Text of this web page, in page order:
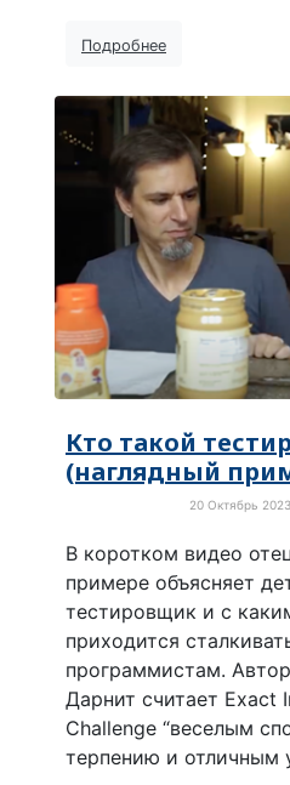
Подробнее
Кто такой
(наглядный
20 Октябрь 2023
В коротком видео
примере объясняет
тестировщик и с
приходится
программистам.
Дарнит считает Exact
Challenge “веселым
терпению и отличным